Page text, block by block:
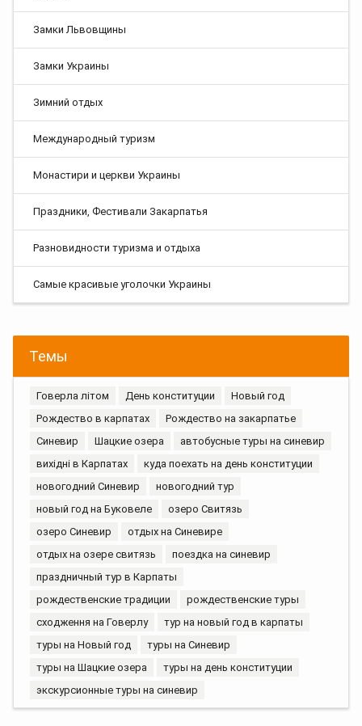
Замки Львовщины
Замки Украины
Зимний отдых
Международный туризм
Монастири и церкви Украины
Праздники, Фестивали Закарпатья
Разновидности туризма и отдыха
Самые красивые уголочки Украины
Темы
Говерла літом День конституции
Новый год
Рождество в карпатах
Рождество на закарпатье
Синевир
Шацкие озера
автобусные туры на синевир
вихідні в Карпатах
куда поехать на день конституции
новогодний Синевир
новогодний тур
новый год на Буковеле
озеро Свитязь
озеро Синевир
отдых на Синевире
отдых на озере свитязь
поездка на синевир
праздничный тур в Карпаты
рождественские традиции
рождественские туры
сходження на Говерлу
тур на новый год в карпаты
туры на Новый год
туры на Синевир
туры на Шацкие озера
туры на день конституции
экскурсионные туры на синевир